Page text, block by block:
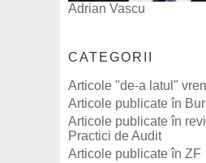
Adrian Vascu
CATEGORII
Articole "de-a latul"
Articole publicate în
Articole publicate în
Practici de Audit
Articole publicate în ZF